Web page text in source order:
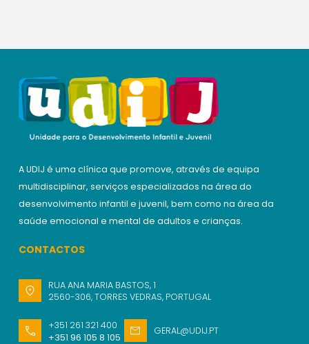
A UDIJ é uma clínica que promove, através de equipa
multidisciplinar, serviços especializados na área do
desenvolvimento infantil e juvenil, bem como na área da
saúde emocional e mental de adultos e crianças.
CONTACTOS
RUA ANA MARIA BASTOS, 1
2560-306, TORRES VEDRAS, PORTUGAL
+351 261 321 400
+351 96 105 8 105
GERAL@UDIJ.PT